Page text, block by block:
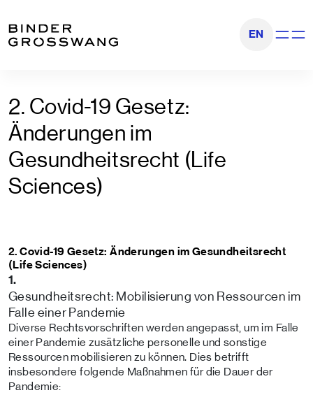
EN
2. Covid-19 Gesetz:
Änderungen im
Gesundheitsrecht (Life
Sciences)
2. Covid-19 Gesetz: Änderungen im Gesundheitsrecht
(Life Sciences)
1.
Gesundheitsrecht: Mobilisierung von Ressourcen im
Falle einer Pandemie
Diverse Rechtsvorschriften werden angepasst, um im Falle
einer Pandemie zusätzliche personelle und sonstige
Ressourcen mobilisieren zu können. Dies betrifft
insbesondere folgende Maßnahmen für die Dauer der
Pandemie: